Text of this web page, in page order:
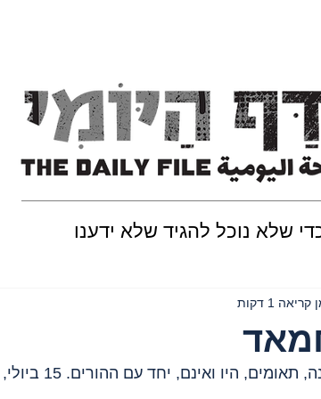
שלא נוכל להגיד שלא ידענו
1 דקות
היו ואינם, יחד עם ההורים. 15 ביולי, 2024.